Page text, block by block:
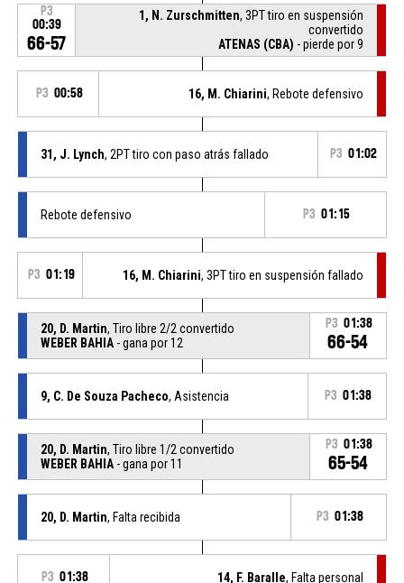
P3
00:39
66-57
1, N. Zurschmitten, 3PT tiro en suspensión
convertido
ATENAS (CBA) - pierde por 9
P3 00:58 16, M. Chiarini, Rebote defensivo
31, J. Lynch, 2PT tiro con paso atrás fallado P3 01:02
Rebote defensivo P3 01:15
P3 01:19 16, M. Chiarini, 3PT tiro en suspensión fallado
20, D. Martin, Tiro libre 2/2 convertido
WEBER BAHIA- gana por 12
P3 01:38
66-54
9, C. De Souza Pacheco, Asistencia P3 01:38
20, D. Martin, Tiro libre 1/2 convertido
WEBER BAHIA- gana por 11
P3 01:38
65-54
20, D. Martin, Falta recibida P3 01:38
P3 01:38 14, F. Baralle, Falta personal